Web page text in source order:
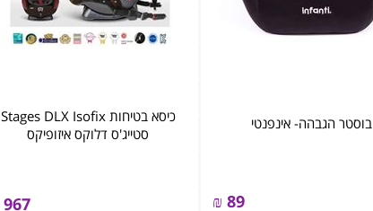
בוסטר הגבהה- אינפנטי
89
₪
כיסא בטיחות Stages DLX Isofix
סטייג'ס דלוקס איזופיקס
967